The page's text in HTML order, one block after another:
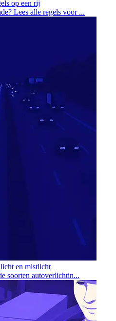
op een rij
Lees alle regels voor ...
en mistlicht
soorten autoverlichtin...